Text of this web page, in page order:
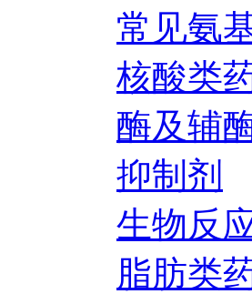
常见氨
核酸类
酶及辅
抑制剂
生物反
脂肪类